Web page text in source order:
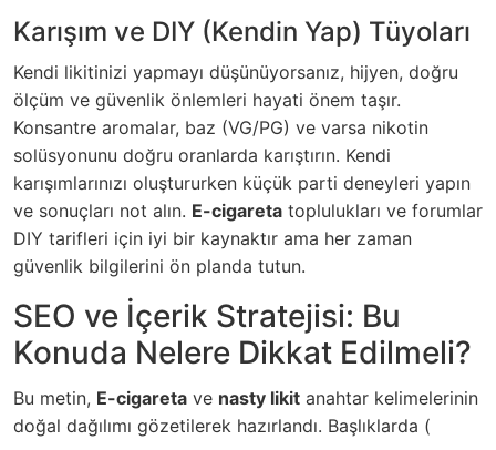
Karışım ve DIY (Kendin Yap) Tüyoları
Kendi likitinizi yapmayı düşünüyorsanız, hijyen, doğru
ölçüm ve güvenlik önlemleri hayati önem taşır.
Konsantre aromalar, baz (VG/PG) ve varsa nikotin
solüsyonunu doğru oranlarda karıştırın. Kendi
karışımlarınızı oluştururken küçük parti deneyleri yapın
ve sonuçları not alın. E-cigareta toplulukları ve forumlar
DIY tarifleri için iyi bir kaynaktır ama her zaman
güvenlik bilgilerini ön planda tutun.
SEO ve İçerik Stratejisi: Bu
Konuda Nelere Dikkat Edilmeli?
Bu metin, E-cigareta ve nasty likit anahtar kelimelerinin
doğal dağılımı gözetilerek hazırlandı. Başlıklarda (